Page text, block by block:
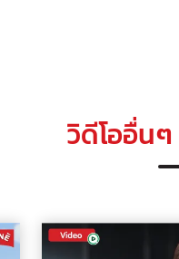
วิดีโออื่นๆ